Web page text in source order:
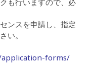
も行いますので、必
スを申請し、指定
い。
forms/